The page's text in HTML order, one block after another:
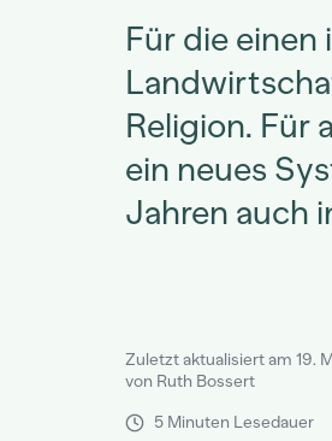
Für die
Religion. Für
ein neues
Jahren auch
Zuletzt aktualisiert am 19.
von Ruth Bossert
5 Minuten Lesedauer